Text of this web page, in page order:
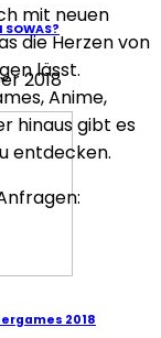
SOWAS?
2018
2018
mit neuen
die Herzen von
lässt.
Anime,
hinaus gibt es
entdecken.